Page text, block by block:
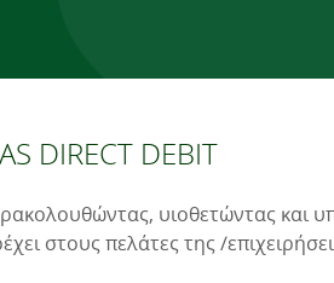
DIRECT DEBIT
υιοθετώντας και
στους πελάτες της /